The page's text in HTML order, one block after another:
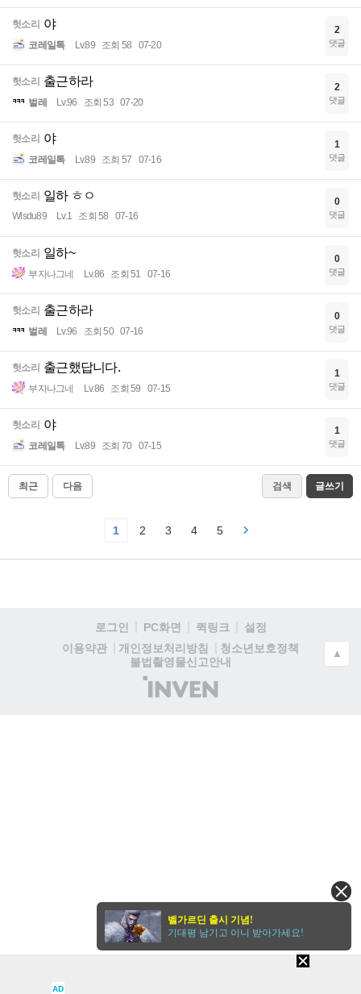
헛소리 야
코레일톡 Lv.89 조회 58 07-20
2
댓글
헛소리 출근하라
벌레 Lv.96 조회 53 07-20
2
댓글
헛소리 야
코레일톡 Lv.89 조회 57 07-16
1
댓글
헛소리 일하 ㅎㅇ
Wlsdu89 Lv.1 조회 58 07-16
0
댓글
헛소리 일하~
부자나그네 Lv.86 조회 51 07-16
0
댓글
헛소리 출근하라
벌레 Lv.96 조회 50 07-16
0
댓글
헛소리 출근했답니다.
부자나그네 Lv.86 조회 59 07-15
1
댓글
헛소리 야
코레일톡 Lv.89 조회 70 07-15
1
댓글
최근 다음 검색 글쓰기
1 2 3 4 5
로그인 PC화면 퀵링크
설정
이용약관
개인정보처리방침
청소년보호정책
불법촬영물신고안내
(주)
인
▲
AD
벨가르딘 출시 기념!
기대평 남기고 이니 받아가세요!